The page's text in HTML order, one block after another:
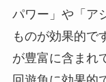
パワー」や「ア
ものが効果的で
が豊富に含まれ